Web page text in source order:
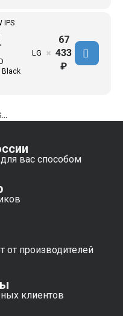
IPS
Black
LG ✖
67
433
₽
вас способом
от производителей
клиентов